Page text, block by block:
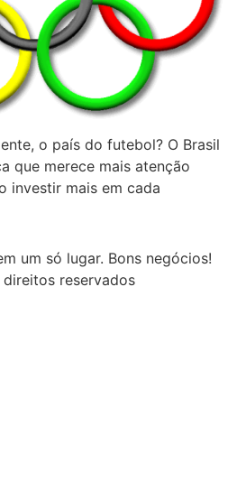
o país do futebol? O Brasil
que merece mais atenção
investir mais em cada
um só lugar. Bons negócios!
reservados